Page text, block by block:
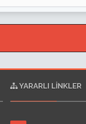
YARARLI LINKLER